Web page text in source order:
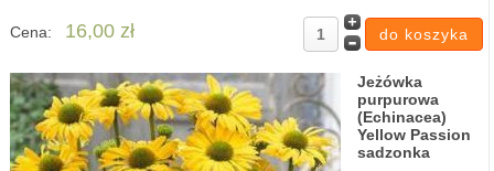
Cena: 16,00 zł
Jeżówka
purpurowa
(Echinacea)
Yellow Passion
sadzonka